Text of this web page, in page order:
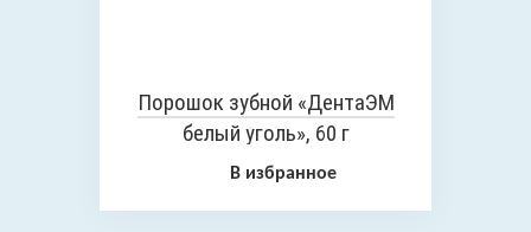
Порошок зубной «ДентаЭМ
белый уголь», 60 г
В избранное